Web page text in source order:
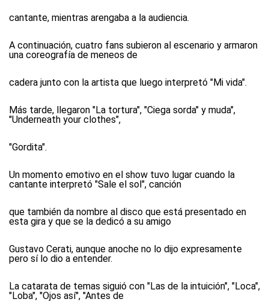
cantante, mientras arengaba a la audiencia.
A continuación, cuatro fans subieron al escenario y armaron
una coreografía de meneos de
cadera junto con la artista que luego interpretó "Mi vida".
Más tarde, llegaron "La tortura", "Ciega sorda" y muda",
"Underneath your clothes",
"Gordita".
Un momento emotivo en el show tuvo lugar cuando la
cantante interpretó "Sale el sol", canción
que también da nombre al disco que está presentado en
esta gira y que se la dedicó a su amigo
Gustavo Cerati, aunque anoche no lo dijo expresamente
pero sí lo dio a entender.
La catarata de temas siguió con "Las de la intuición", "Loca",
"Loba", "Ojos así", "Antes de